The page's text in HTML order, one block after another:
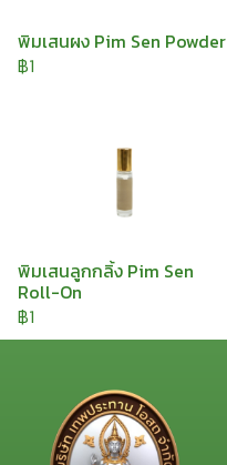
พิมเสนผง Pim Sen Powder
฿1
พิมเสนลูกกลิ้ง Pim Sen
Roll-On
฿1